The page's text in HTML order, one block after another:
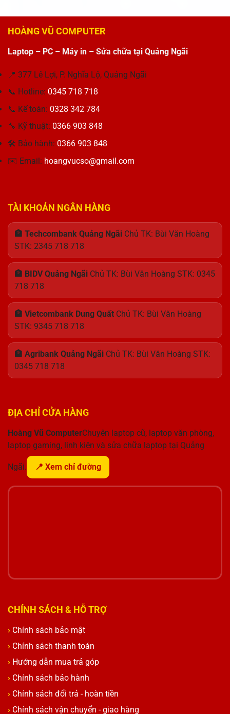
Máy
Tính
Hàng
Thu
Hương
Chân
Nhỏ:
Nguồn
Điện
Hoàn
Hảo
Latitude
5420
i5-
–
Hiệu
Tối
Cho
Nhân
ở
Đánh
giá
SSD
Kioxia
BG5
KBG50ZNT256G
PCIe4
x4
M.2
HOÀNG VŨ COMPUTER
Laptop – PC – Máy in – Sửa chữa tại Quảng Ngãi
📍 377 Lê Lợi, P. Nghĩa Lộ, Quảng Ngãi
📞 Hotline: 0345 718 718
📞 Kế toán: 0328 342 784
🔧 Kỹ thuật: 0366 903 848
🛠 Bảo hành: 0366 903 848
✉️ Email: hoangvucso@gmail.com
TÀI KHOẢN NGÂN HÀNG
🏦 Techcombank Quảng Ngãi Chủ TK: Bùi Văn Hoàng
STK: 2345 718 718
🏦 BIDV Quảng Ngãi Chủ TK: Bùi Văn Hoàng STK: 0345
718 718
🏦 Vietcombank Dung Quất Chủ TK: Bùi Văn Hoàng
STK: 9345 718 718
🏦 Agribank Quảng Ngãi Chủ TK: Bùi Văn Hoàng STK:
0345 718 718
ĐỊA CHỈ CỬA HÀNG
Hoàng Vũ ComputerChuyên laptop cũ, laptop văn phòng,
laptop gaming, linh kiện và sửa chữa laptop tại Quảng
Ngãi. 📍 Xem chỉ đường
CHÍNH SÁCH & HỖ TRỢ
Chính sách bảo mật
Chính sách thanh toán
Hướng dẫn mua trả góp
Chính sách bảo hành
Chính sách đổi trả - hoàn tiền
Chính sách vận chuyển - giao hàng